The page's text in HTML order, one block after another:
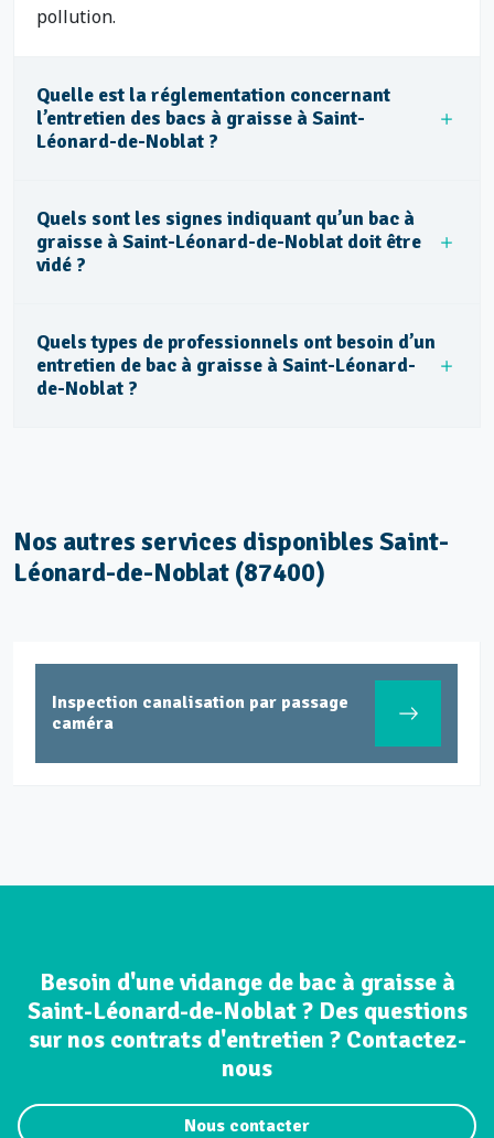
pollution.
Quelle est la réglementation concernant
l’entretien des bacs à graisse à Saint-
Léonard-de-Noblat ?
Quels sont les signes indiquant qu’un bac à
graisse à Saint-Léonard-de-Noblat doit être
vidé ?
Quels types de professionnels ont besoin d’un
entretien de bac à graisse à Saint-Léonard-
de-Noblat ?
Nos autres services disponibles Saint-
Léonard-de-Noblat (87400)
Inspection canalisation par passage
caméra
Besoin d'une vidange de bac à graisse à
Saint-Léonard-de-Noblat ? Des questions
sur nos contrats d'entretien ? Contactez-
nous
Nous contacter